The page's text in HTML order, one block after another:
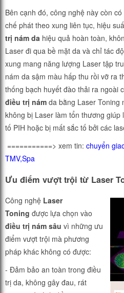
Bên cạnh đó, công nghệ này còn
chế phát theo xung liên tục, hiệu
trị nám da hiệu quả hoàn toàn,
Laser đi qua bề mặt da và chỉ tác
xung mang năng lượng Laser tập
nám da sậm màu hấp thu rồi vỡ ra
thống bạch huyết đào thải ra ngoài
điều trị nám da bằng Laser Toning
không bị Laser làm tổn thương giúp
tố PIH hoặc bị mất sắc tố bởi các
===========> xem tin: chuyển
TMV,Spa
Ưu điểm vượt trội từ Laser
Công nghệ Laser
Toning được lựa chọn vào
điều trị nám sâu vì những ưu
điểm vượt trội mà phương
pháp khác không có được:
- Đảm bảo an toàn trong điều
trị da, không gây đau, rát